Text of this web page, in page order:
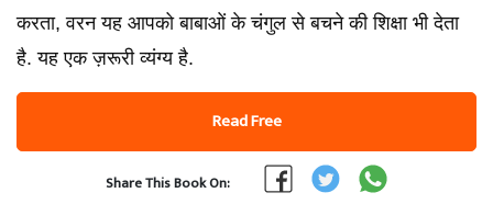
करता, वरन यह आपको बाबाओं के चंगुल से बचने की शिक्षा भी देता
है. यह एक ज़रूरी व्यंग्य है.
Read Free
Share This Book On: